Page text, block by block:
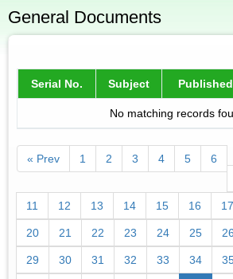
General Documents
Serial No. Subject
No matching records
« Prev 1 2 3 4 5
6
11 12 13 14 15 16 17
20 21 22 23 24 25 26
29 30 31 32 33 34